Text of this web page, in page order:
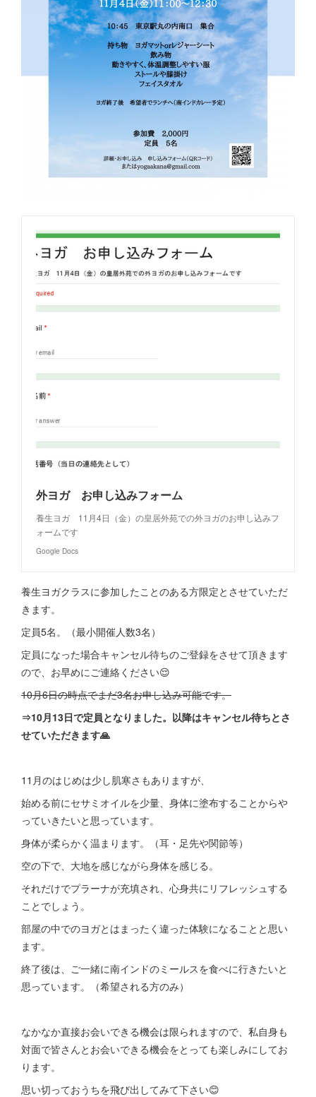
外ヨガ お申し込みフォーム
養生ヨガ 11月4日（金）の皇居外苑での外ヨガのお申し込みフ
ォームです
Google Docs
養生ヨガクラスに参加したことのある方限定とさせていただ
きます。
定員5名。（最小開催人数3名）
定員になった場合キャンセル待ちのご登録をさせて頂きます
ので、お早めにご連絡ください😌
10月6日の時点でまだ3名お申し込み可能です。
⇒10月13日で定員となりました。以降はキャンセル待ちとさ
せていただきます🙏
11月のはじめは少し肌寒さもありますが、
始める前にセサミオイルを少量、身体に塗布することからや
っていきたいと思っています。
身体が柔らかく温まります。（耳・足先や関節等）
空の下で、大地を感じながら身体を感じる。
それだけでプラーナが充填され、心身共にリフレッシュする
ことでしょう。
部屋の中でのヨガとはまったく違った体験になることと思い
ます。
終了後は、ご一緒に南インドのミールスを食べに行きたいと
思っています。（希望される方のみ）
なかなか直接お会いできる機会は限られますので、私自身も
対面で皆さんとお会いできる機会をとっても楽しみにしてお
ります。
思い切っておうちを飛び出してみて下さい😊